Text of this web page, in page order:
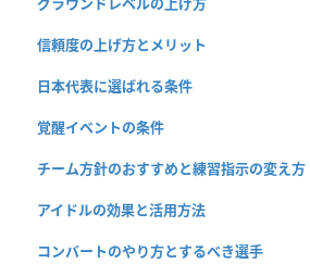
信頼度の上げ方とメリット
日本代表に選ばれる条件
覚醒イベントの条件
チーム方針のおすすめと練習指示の変え方
アイドルの効果と活用方法
コンバートのやり方とするべき選手